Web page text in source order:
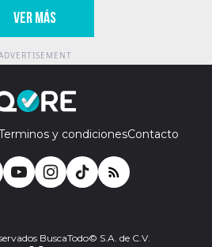
VER MÁS
y condicionesContacto
BuscaTodo© S.A. de C.V.